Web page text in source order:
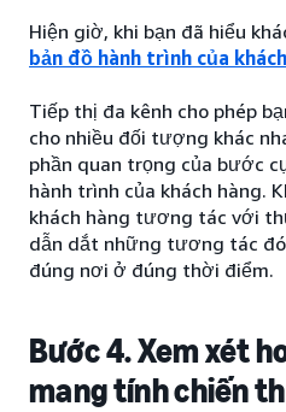
Hiện giờ, khi bạn đã hiểu
bản đồ hành trình của
Tiếp thị đa kênh cho phép
cho nhiều đối tượng khác
phần quan trọng của bước
hành trình của khách hàng.
khách hàng tương tác với
dẫn dắt những tương tác
đúng nơi ở đúng thời điểm.
Bước 4. Xem xét
mang tính chiến